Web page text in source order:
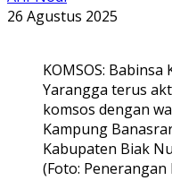
26 Agustus 2025
KOMSOS:
Yarangga terus
komsos dengan
Kampung
Kabupaten Biak
(Foto: Penerangan